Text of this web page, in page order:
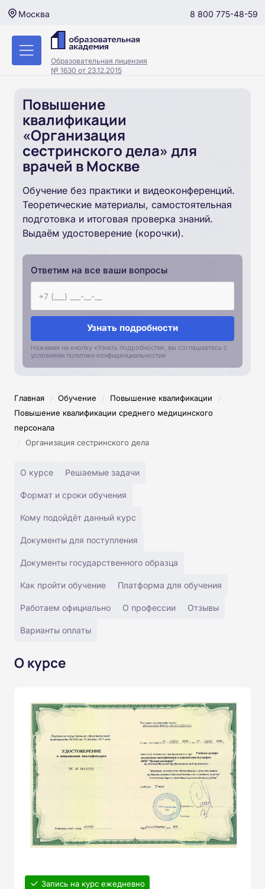
Москва 8 800 775-48-59
Образовательная лицензия
№ 1630 от 23.12.2015
Повышение
квалификации
«Организация
сестринского дела» для
врачей в Москве
Обучение без практики и видеоконференций.
Теоретические материалы, самостоятельная
подготовка и итоговая проверка знаний.
Выдаём удостоверение (корочки).
Ответим на все ваши вопросы
Узнать подробности
Нажимая на кнопку «Узнать подробности», вы соглашаетесь с
условиями политики конфиденциальностии
Главная / Обучение / Повышение квалификации /
Повышение квалификации среднего медицинского
персонала
/ Организация сестринского дела
О курсе Решаемые задачи
Формат и сроки обучения
Кому подойдёт данный курс
Документы для поступления
Документы государственного образца
Как пройти обучение Платформа для обучения
Работаем официально О профессии Отзывы
Варианты оплаты
О курсе
Запись на курс ежедневно